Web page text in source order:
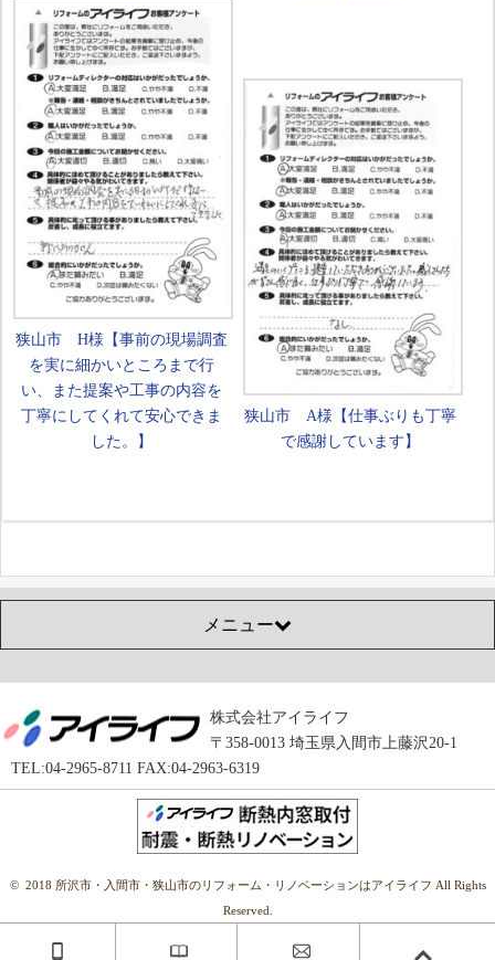
狭山市 H様【事前の現場調査
を実に細かいところまで行
い、また提案や工事の内容を
丁寧にしてくれて安心できま
した。】
狭山市 A様【仕事ぶりも丁寧
で感謝しています】
メニュー
株式会社アイライフ
〒358-0013 埼玉県入間市上藤沢20-1
TEL:04-2965-8711 FAX:04-2963-6319
© 2018 所沢市・入間市・狭山市のリフォーム・リノベーションはアイライフ All Rights
Reserved.